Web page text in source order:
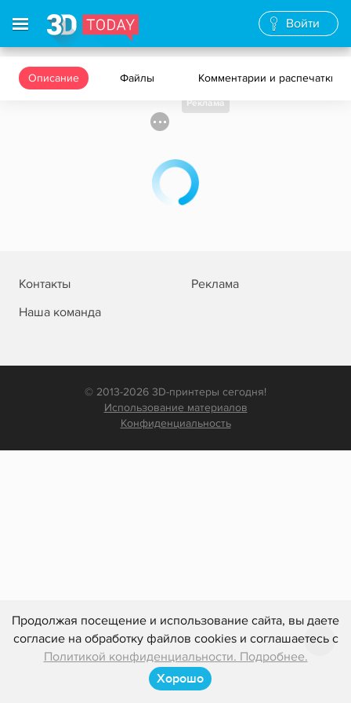
Продолжая посещение и использование сайта, вы даете
согласие на обработку файлов cookies и соглашаетесь с
Политикой конфиденциальности. Подробнее.
Хорошо
Войти
Описание Файлы Комментарии и распечатки
Реклама
Контакты
Реклама
Наша команда
© 2013-2026 3D-принтеры сегодня!
Использование материалов
Конфиденциальность